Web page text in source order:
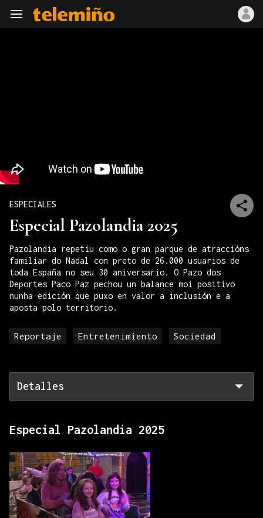
Navegación
ESPECIALES
Especial Pazolandia 2025
Pazolandia repetiu como o gran parque de atraccións
familiar do Nadal con preto de 26.000 usuarios de
toda España no seu 30 aniversario. O Pazo dos
Deportes Paco Paz pechou un balance moi positivo
nunha edición que puxo en valor a inclusión e a
aposta polo territorio.
Reportaje Entretenimiento Sociedad
Detalles
Especial Pazolandia 2025